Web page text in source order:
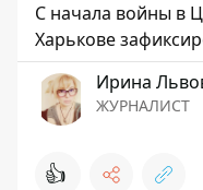
С начала войны в
Харькове
Ирина
ЖУРНАЛИСТ
👍